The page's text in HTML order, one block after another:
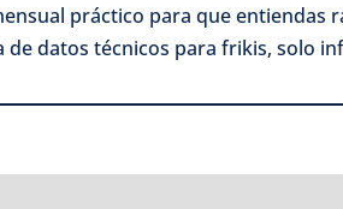
práctico para que entiendas
de datos técnicos para frikis, solo